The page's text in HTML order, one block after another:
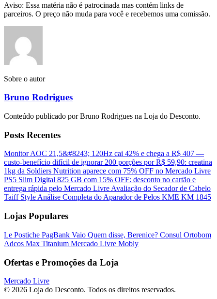
Aviso: Essa matéria não é patrocinada mas contém links de
parceiros. O preço não muda para você e recebemos uma comissão.
Sobre o autor
Bruno Rodrigues
Conteúdo publicado por Bruno Rodrigues na Loja do Desconto.
Posts Recentes
Monitor AOC 21,5&#8243; 120Hz cai 42% e chega a R$ 407 —
custo-benefício difícil de ignorar200 porções por R$ 59,90: creatina
1kg da Soldiers Nutrition aparece com 75% OFF no Mercado Livre
PS5 Slim Digital 825 GB com 15% OFF: desconto no cartão e
entrega rápida pelo Mercado LivreAvaliação do Secador de Cabelo
Taiff StyleAnálise Completa do Aparador de Pelos KME KM 1845
Lojas Populares
Le Postiche PagBank Vaio Quem disse, Berenice? Consul Ortobom
Adcos Max Titanium Mercado Livre Mobly
Ofertas e Promoções da Loja
Mercado Livre
© 2026 Loja do Desconto. Todos os direitos reservados.